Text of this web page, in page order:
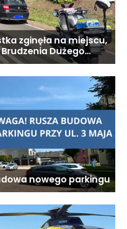
zginęła na miejscu,
Dużego
nowego parkingu